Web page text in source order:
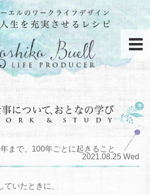
まで、100年ごとに起きること
2021.08.25 Wed
いたときに、